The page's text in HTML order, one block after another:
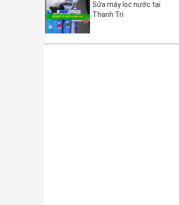
Sửa máy lọc nước tại
Thanh Trì